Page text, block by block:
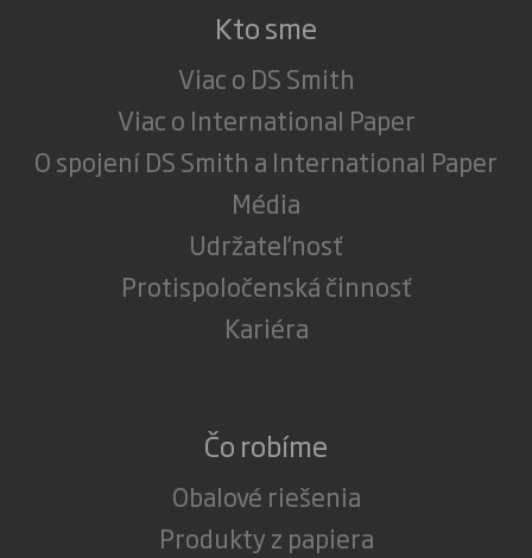
Kto sme
Viac o DS Smith
Viac o International Paper
O spojení DS Smith a International Paper
Média
Udržateľnosť
Protispoločenská činnosť
Kariéra
Čo robíme
Obalové riešenia
Produkty z papiera